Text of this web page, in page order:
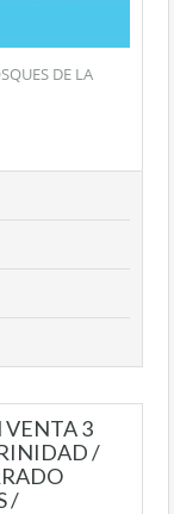
DE LA
VENTA 3
/
/